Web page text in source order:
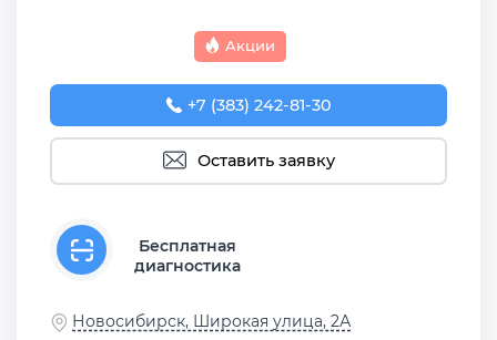
Акции
+7 (383) 242-81-30
Оставить заявку
Бесплатная
диагностика
Новосибирск, Широкая улица, 2А